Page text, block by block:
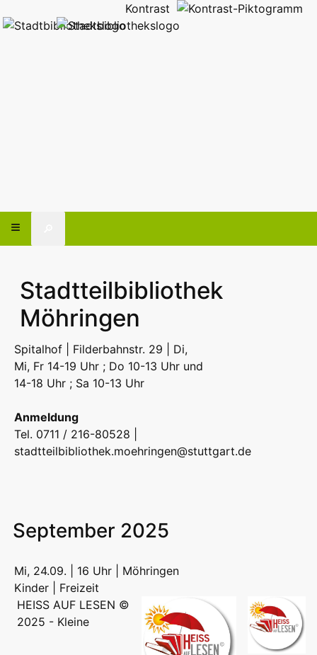
Kontrast
Stadtteilbibliothek
Möhringen
Spitalhof | Filderbahnstr. 29 | Di,
Mi, Fr 14-19 Uhr ; Do 10-13 Uhr und
14-18 Uhr ; Sa 10-13 Uhr
Anmeldung
Tel. 0711 / 216-80528 |
stadtteilbibliothek.moehringen@stuttgart.de
September 2025
Mi, 24.09. | 16 Uhr | Möhringen
Kinder | Freizeit
HEISS AUF LESEN ©
2025 - Kleine